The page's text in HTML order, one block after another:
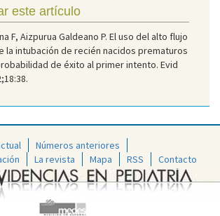
este artículo
F, Aizpurua Galdeano P. El uso del alto flujo
la intubación de recién nacidos prematuros
de éxito al primer intento. Evid
Números anteriores
La revista Mapa RSS Contacto